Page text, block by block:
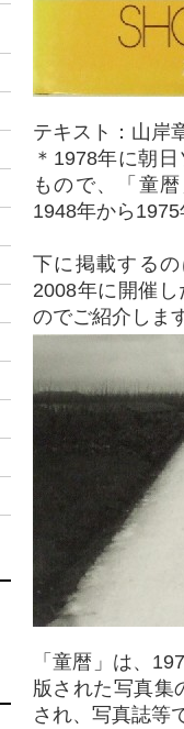
テキスト：山
＊1978年に朝
もので、「童
1948年から
下に掲載する
2008年に開催
のでご紹介しま
「童暦」は、
版された写真集
され、写真誌等